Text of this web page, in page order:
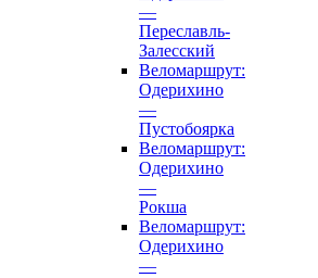
—
Переславль-
Залесский
Веломаршрут:
Одерихино
—
Пустобоярка
Веломаршрут:
Одерихино
—
Рокша
Веломаршрут:
Одерихино
—